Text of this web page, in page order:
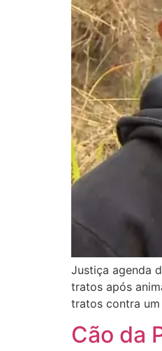
Justiça agenda
tratos após
tratos contra
Cão da